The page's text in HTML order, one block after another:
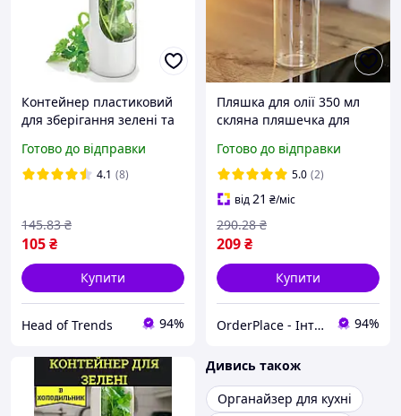
Контейнер пластиковий
для зберігання зелені та
харчовий органайзер для
овочів кухонний в
Готово до відправки
4.1 (8)
105₴
145.83 ₴
Купити
Head of Trends 94%
Пляшка для олії 350 мл
скляна пляшечка для
20.5 см
Готово до відправки
5.0 (2)
від21 ₴/міс
209₴
290.28 ₴
Купити
OrderPlace - Інтернет-магазин товарів для дому 94%
Дивись також
Органайзер для кухні